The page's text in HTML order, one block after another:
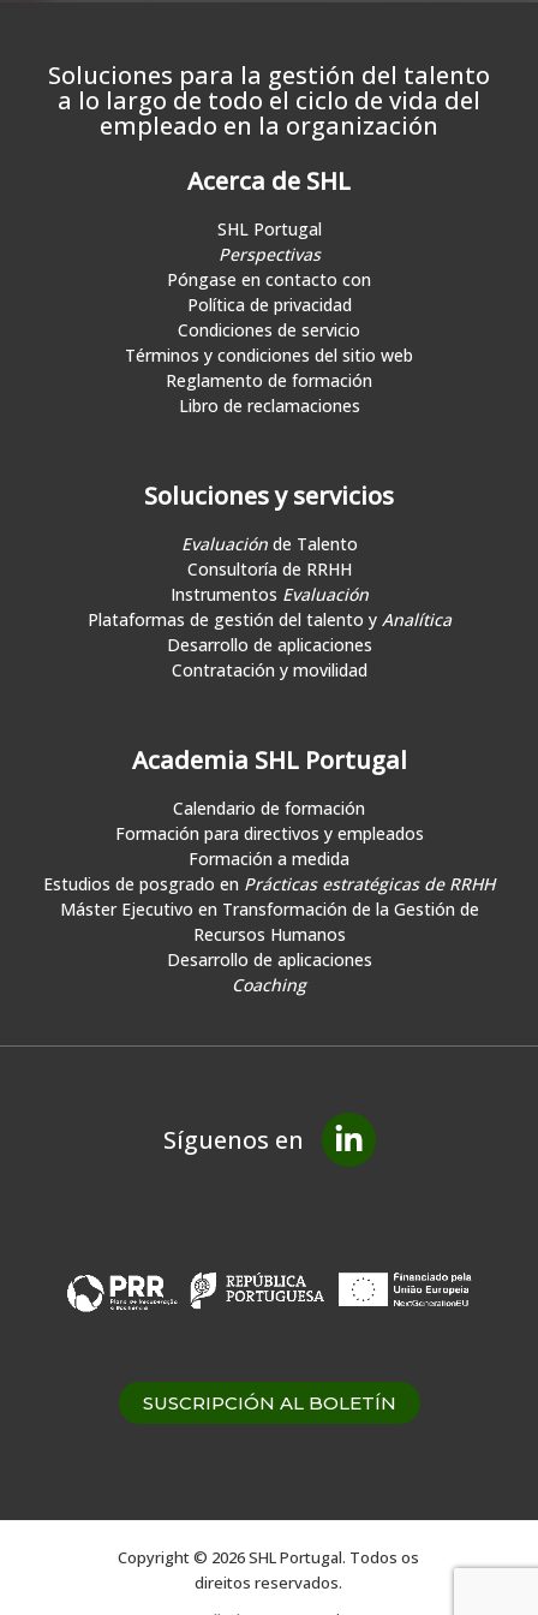
Soluciones para la gestión del talento
a lo largo de todo el ciclo de vida del
empleado en la organización
Acerca de SHL
SHL Portugal
Perspectivas
Póngase en contacto con
Política de privacidad
Condiciones de servicio
Términos y condiciones del sitio web
Reglamento de formación
Libro de reclamaciones
Soluciones y servicios
Evaluaciónde Talento
Consultoría de RRHH
Instrumentos Evaluación
Plataformas de gestión del talento y Analítica
Desarrollo de aplicaciones
Contratación y movilidad
Academia SHL Portugal
Calendario de formación
Formación para directivos y empleados
Formación a medida
Estudios de posgrado en Prácticas estratégicas de RRHH
Máster Ejecutivo en Transformación de la Gestión de
Recursos Humanos
Desarrollo de aplicaciones
Coaching
Síguenos en
SUSCRIPCIÓN AL BOLETÍN
Copyright © 2026 SHL Portugal. Todos os
direitos reservados.